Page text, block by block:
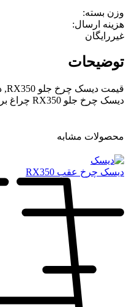
وزن بسته:
هزینه ارسال:
غیررایگان
توضیحات
دیسک چرخ جلو RX350 چراغ برق,
محصولات مشابه
دیسک چرخ عقب RX350